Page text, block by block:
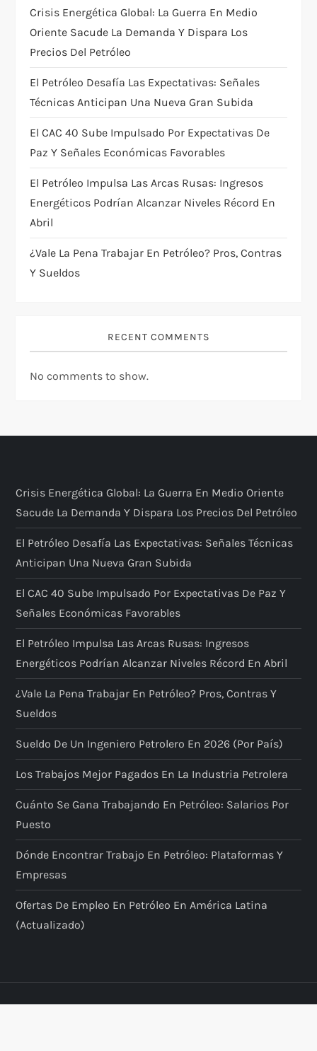
i
o
n
Crisis Energética Global: La Guerra En Medio
Oriente Sacude La Demanda Y Dispara Los
Precios Del Petróleo
El Petróleo Desafía Las Expectativas: Señales
Técnicas Anticipan Una Nueva Gran Subida
El CAC 40 Sube Impulsado Por Expectativas De
Paz Y Señales Económicas Favorables
El Petróleo Impulsa Las Arcas Rusas: Ingresos
Energéticos Podrían Alcanzar Niveles Récord En
Abril
¿Vale La Pena Trabajar En Petróleo? Pros, Contras
Y Sueldos
RECENT COMMENTS
No comments to show.
Crisis Energética Global: La Guerra En Medio Oriente
Sacude La Demanda Y Dispara Los Precios Del Petróleo
El Petróleo Desafía Las Expectativas: Señales Técnicas
Anticipan Una Nueva Gran Subida
El CAC 40 Sube Impulsado Por Expectativas De Paz Y
Señales Económicas Favorables
El Petróleo Impulsa Las Arcas Rusas: Ingresos
Energéticos Podrían Alcanzar Niveles Récord En Abril
¿Vale La Pena Trabajar En Petróleo? Pros, Contras Y
Sueldos
Sueldo De Un Ingeniero Petrolero En 2026 (por País)
Los Trabajos Mejor Pagados En La Industria Petrolera
Cuánto Se Gana Trabajando En Petróleo: Salarios Por
Puesto
Dónde Encontrar Trabajo En Petróleo: Plataformas Y
Empresas
Ofertas De Empleo En Petróleo En América Latina
(actualizado)